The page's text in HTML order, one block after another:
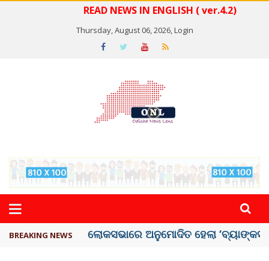
READ NEWS IN ENGLISH ( ver.4.2)
Thursday, August 06, 2026,Login
BREAKING NEWS ଭୁଶୁଡ଼ିଲା ପୁରୁଣା କୋଠା, ୬ ମୃତ